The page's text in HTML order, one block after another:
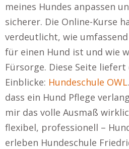
meines Hundes anpassen
sicherer. Die Online-Kurse
verdeutlicht, wie
für einen Hund ist und wie
Fürsorge. Diese Seite
Einblicke: Hundeschule OWL
dass ein Hund Pflege
mir das volle Ausmaß
flexibel, professionell –
erleben Hundeschule